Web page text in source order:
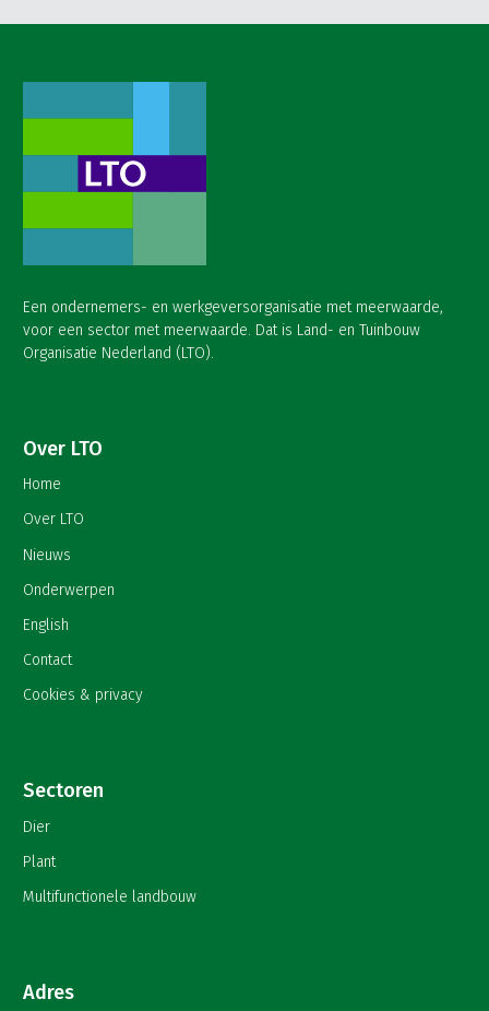
Een ondernemers- en werkgeversorganisatie met meerwaarde,
voor een sector met meerwaarde. Dat is Land- en Tuinbouw
Organisatie Nederland (LTO).
Over LTO
Home
Over LTO
Nieuws
Onderwerpen
English
Contact
Cookies & privacy
Sectoren
Dier
Plant
Multifunctionele landbouw
Adres